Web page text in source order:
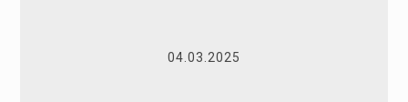
04.03.2025